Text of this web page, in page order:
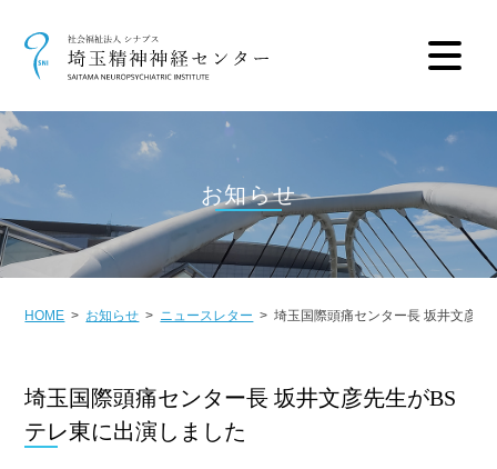
お知らせ
HOME お知らせ ニュースレター 埼玉国際頭痛センター長 坂井文彦
埼玉国際頭痛センター長 坂井文彦先生がBS
テレ東に出演しました